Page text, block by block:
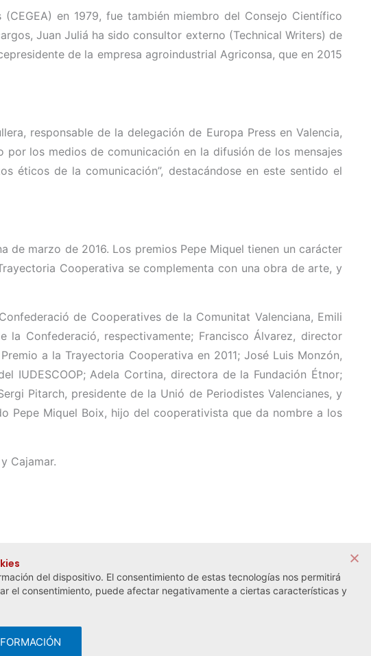
en 1979, fue también miembro del Consejo Científico
Juan Juliá ha sido consultor externo (Technical Writers) de
de la empresa agroindustrial Agriconsa, que en 2015
responsable de la delegación de Europa Press en Valencia,
los medios de comunicación en la difusión de los mensajes
éticos de la comunicación”, destacándose en este sentido el
de marzo de 2016. Los premios Pepe Miquel tienen un carácter
Cooperativa se complementa con una obra de arte, y
de Cooperatives de la Comunitat Valenciana, Emili
Confederació, respectivamente; Francisco Álvarez, director
a la Trayectoria Cooperativa en 2011; José Luis Monzón,
IUDESCOOP; Adela Cortina, directora de la Fundación Étnor;
Pitarch, presidente de la Unió de Periodistes Valencianes, y
Pepe Miquel Boix, hijo del cooperativista que da nombre a los
Cajamar.
Noticia siguiente →
del dispositivo. El consentimiento de estas tecnologías nos permitirá
el consentimiento, puede afectar negativamente a ciertas características y